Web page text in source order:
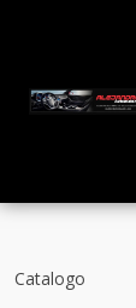
Catalogo